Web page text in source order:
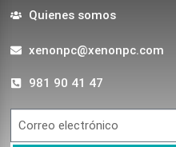
Quienes somos
xenonpc@xenonpc.com
981 90 41 47